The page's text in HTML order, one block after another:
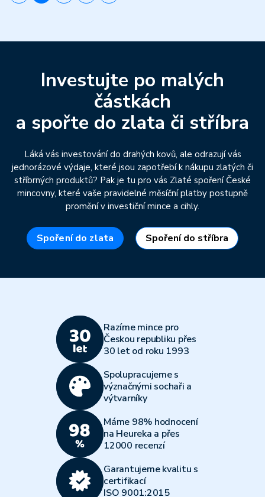
Investujte po malých
částkách
a spořte do zlata či stříbra
Láká vás investování do drahých kovů, ale odrazují vás
jednorázové výdaje, které jsou zapotřebí k nákupu zlatých či
stříbrných produktů? Pak je tu pro vás Zlaté spoření České
mincovny, které vaše pravidelné měsíční platby postupně
promění v investiční mince a cihly.
Spoření do zlata Spoření do stříbra
Razíme mince pro
Českou republiku přes
30 let od roku 1993
Spolupracujeme s
význačnými sochaři a
výtvarníky
Máme 98% hodnocení
na Heureka a přes
12000 recenzí
Garantujeme kvalitu s
certifikací
ISO 9001:2015